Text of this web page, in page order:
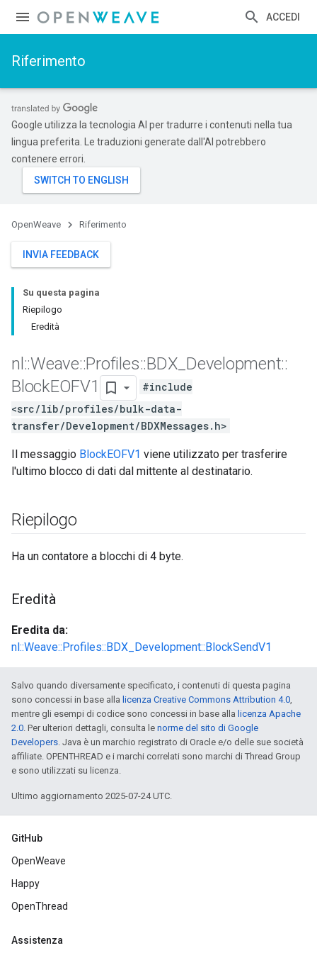
ACCEDI
Riferimento
Google utilizza la tecnologia AI per tradurre i contenuti nella tua
lingua preferita. Le traduzioni generate dall'AI potrebbero
contenere errori.
OpenWeave Riferimento
INVIA FEEDBACK
Su questa pagina
Riepilogo
Eredità
nl ::Weave::Profiles::BDX Development::
BlockEOFV1
#include
<src/lib/profiles/bulk-data-
transfer/Development/BDXMessages.h>
Il messaggio BlockEOFV1 viene utilizzato per trasferire
l'ultimo blocco di dati dal mittente al destinatario.
Riepilogo
Ha un contatore a blocchi di 4 byte.
Eredità
Eredita da:
nl::Weave::Profiles::BDX_Development::BlockSendV1
Salvo quando diversamente specificato, i contenuti di questa pagina
sono concessi in base alla licenza Creative Commons Attribution 4.0,
mentre gli esempi di codice sono concessi in base alla licenza Apache
2.0. Per ulteriori dettagli, consulta le norme del sito di Google
Developers. Java è un marchio registrato di Oracle e/o delle sue società
affiliate. OPENTHREAD e i marchi correlati sono marchi di Thread Group
e sono utilizzati su licenza.
Ultimo aggiornamento 2025-07-24 UTC.
GitHub
OpenWeave
Happy
OpenThread
Assistenza